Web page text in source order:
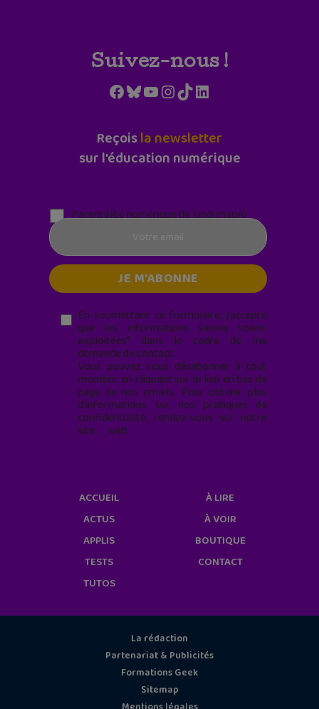
Suivez-nous !
Facebook
Bluesky
YouTube
Instagram
TikTokLinkedIn
Reçoisla newsletter
sur l'éducation numérique
Parentalité numérique (le lundi matin)
En soumettant ce formulaire, j’accepte
que les informations saisies soient
exploitées* dans le cadre de ma
demande de contact.
Vous pouvez vous désabonner à tout
moment en cliquant sur le lien en bas de
page de nos emails. Pour obtenir plus
d'informations sur nos pratiques de
confidentialité, rendez-vous sur notre
site web
ACCUEIL
ACTUS
APPLIS
TESTS
TUTOS
À LIRE
À VOIR
BOUTIQUE
CONTACT
La rédaction
Partenariat & Publicités
Formations Geek
Sitemap